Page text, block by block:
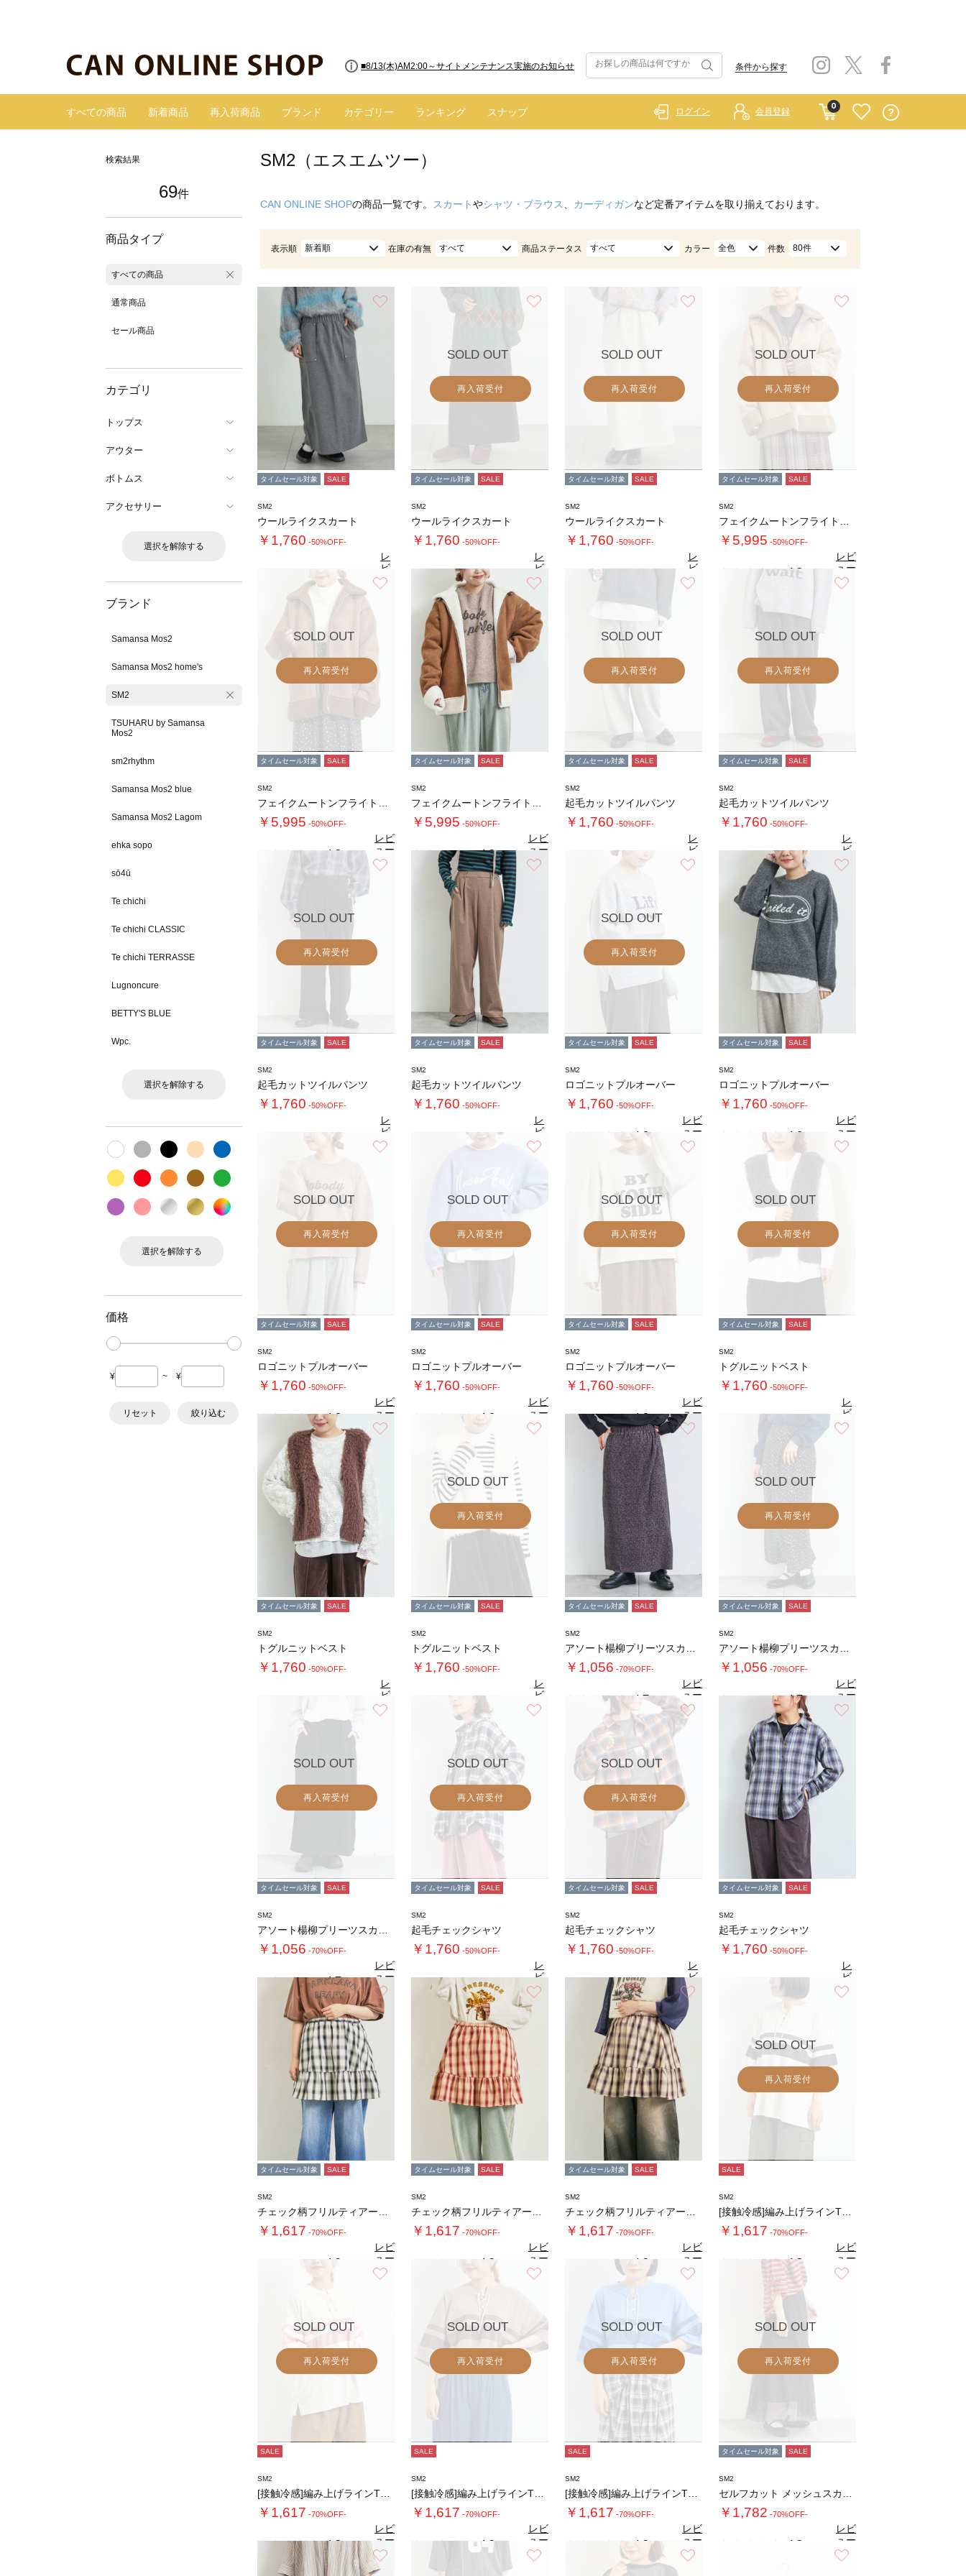
■8/13(木)AM2:00～サイトメンテナンス実施のお知らせ
■【お知らせ】ヤマト運輸の配送遅延・停止について 条件から探す
すべての商品 新着商品 再入荷商品 ブランド カテゴリー ランキング スナップ
0
ログイン 会員登録
検索結果
69件
商品タイプ
すべての商品
通常商品
セール商品
カテゴリ
トップス
アウター
ボトムス
アクセサリー
選択を解除する
ブランド
Samansa Mos2
Samansa Mos2 home's
SM2
TSUHARU by Samansa
Mos2
sm2rhythm
Samansa Mos2 blue
Samansa Mos2 Lagom
ehka sopo
sō4ū
Te chichi
Te chichi CLASSIC
Te chichi TERRASSE
Lugnoncure
BETTY'S BLUE
Wpc.
選択を解除する
選択を解除する
価格
¥ ~ ¥
リセット 絞り込む
SM2（エスエムツー）
CAN ONLINE SHOPの商品一覧です。 スカートやシャツ・ブラウス カーディガンなど定番アイテムを取り揃えております。
表示順 新着順 在庫の有無 すべて 商品ステータス すべて カラー 全色 件数 80件
タイムセール対象 SALE
SM2
ウールライクスカート
￥1,760 -50%OFF-
5.0（11）
レ
ビ
ュ
ー
SOLD OUT
再入荷受付
タイムセール対象 SALE
SM2
ウールライクスカート
￥1,760 -50%OFF-
5.0（11）
レ
ビ
ュ
ー
見
る
SOLD OUT
再入荷受付
タイムセール対象 SALE
SM2
ウールライクスカート
￥1,760 -50%OFF-
（11）
レ
ビ
ュ
ー
SOLD OUT
再入荷受付
タイムセール対象 SALE
SM2
￥5,995 -50%OFF-
4.3 （8）
レビ
ュー
を見
る
SOLD OUT
再入荷受付
タイムセール対象 SALE
SM2
￥5,995 -50%OFF-
4.3（8）
レビ
ュー
を見
る
タイムセール対象 SALE
SM2
￥5,995 -50%OFF-
4.3（8）
レビ
ュー
を見
る
SOLD OUT
再入荷受付
タイムセール対象 SALE
SM2
起毛カットツイルパンツ
￥1,760 -50%OFF-
レ
ビ
ュ
ー
SOLD OUT
再入荷受付
タイムセール対象 SALE
SM2
起毛カットツイルパンツ
￥1,760 -50%OFF-
4.9 （10）
レ
ビ
ュ
ー
SOLD OUT
再入荷受付
タイムセール対象 SALE
SM2
起毛カットツイルパンツ
￥1,760 -50%OFF-
4.9（10）
レ
ビ
ュ
ー
タイムセール対象 SALE
SM2
起毛カットツイルパンツ
￥1,760 -50%OFF-
4.9
レ
ビ
ュ
ー
る
SOLD OUT
再入荷受付
タイムセール対象 SALE
SM2
ロゴニットプルオーバー
￥1,760 -50%OFF-
4.8（8）
レビ
ュー
を見
る
タイムセール対象 SALE
SM2
ロゴニットプルオーバー
￥1,760 -50%OFF-
4.8（8）
レビ
ュー
を見
る
SOLD OUT
再入荷受付
タイムセール対象 SALE
SM2
ロゴニットプルオーバー
￥1,760 -50%OFF-
4.8（8）
レビ
ュー
を見
る
SOLD OUT
再入荷受付
タイムセール対象 SALE
SM2
ロゴニットプルオーバー
￥1,760 -50%OFF-
4.8
レビ
ュー
を見
る
SOLD OUT
再入荷受付
タイムセール対象 SALE
SM2
ロゴニットプルオーバー
￥1,760 -50%OFF-
4.8（8）
レビ
ュー
を見
る
SOLD OUT
再入荷受付
タイムセール対象 SALE
SM2
トグルニットベスト
￥1,760 -50%OFF-
4.6 （13）
レ
ビ
ュ
ー
タイムセール対象 SALE
SM2
トグルニットベスト
￥1,760 -50%OFF-
4.6（13）
レ
ビ
ュ
ー
お気に入り
SOLD OUT
再入荷受付
タイムセール対象 SALE
SM2
トグルニットベスト
￥1,760 -50%OFF-
4.6
レ
ビ
ュ
ー
タイムセール対象 SALE
SM2
￥1,056 -70%OFF-
4.7（6）
レビ
ュー
を見
る
SOLD OUT
再入荷受付
タイムセール対象 SALE
SM2
￥1,056 -70%OFF-
4.7（6）
レビ
ュー
を見
る
SOLD OUT
再入荷受付
タイムセール対象 SALE
SM2
￥1,056 -70%OFF-
4.7（6）
レビ
ュー
を見
る
SOLD OUT
再入荷受付
タイムセール対象 SALE
SM2
起毛チェックシャツ
￥1,760 -50%OFF-
4.5（11）
レ
ビ
ュ
ー
SOLD OUT
再入荷受付
タイムセール対象 SALE
SM2
起毛チェックシャツ
￥1,760 -50%OFF-
4.5（11）
レ
ビ
ュ
ー
を
タイムセール対象 SALE
SM2
起毛チェックシャツ
￥1,760 -50%OFF-
4.5（11）
レ
ビ
ュ
ー
お気に入り
タイムセール対象 SALE
SM2
￥1,617 -70%OFF-
4.2
レビ
ュー
を見
る
タイムセール対象 SALE
SM2
￥1,617 -70%OFF-
4.2（5）
レビ
ュー
を見
る
タイムセール対象 SALE
SM2
￥1,617 -70%OFF-
4.2（5）
レビ
ュー
を見
る
SOLD OUT
再入荷受付
SALE
SM2
￥1,617 -70%OFF-
4.3（4）
レビ
ュー
を見
る
SOLD OUT
再入荷受付
SALE
SM2
￥1,617 -70%OFF-
4.3（4）
レビ
ュー
を見
る
SOLD OUT
再入荷受付
SALE
SM2
￥1,617 -70%OFF-
4.3（4）
レビ
ュー
を見
る
SOLD OUT
再入荷受付
SALE
SM2
￥1,617 -70%OFF-
4.3（4）
レビ
ュー
を見
る
SOLD OUT
再入荷受付
タイムセール対象 SALE
SM2
￥1,782 -70%OFF-
4.3
レビ
ュー
を見
る